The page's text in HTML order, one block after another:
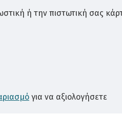
ή την πιστωτική σας
για να αξιολογήσετε